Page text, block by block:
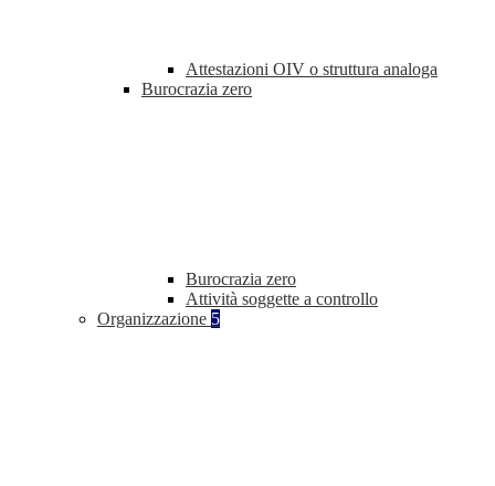
Attestazioni OIV o struttura analoga
Burocrazia zero
Burocrazia zero
Attività soggette a controllo
Organizzazione 5